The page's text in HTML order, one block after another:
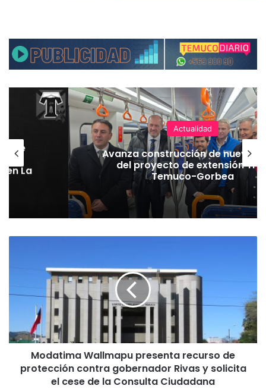
en La
Actualidad
Avanza construcción de nuevas
del proyecto de extensión
Temuco-Gorbea
t
a
W
Modatima Wallmapu presenta recurso de
protección contra gobernador Rivas y solicita
el cese de la Consulta Ciudadana